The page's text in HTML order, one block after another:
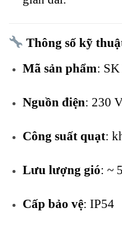
Thông số kỹ
Mã sản phẩm:
Nguồn điện: 230
Công suất quạt:
Lưu lượng gió: ~
Cấp bảo vệ: IP54